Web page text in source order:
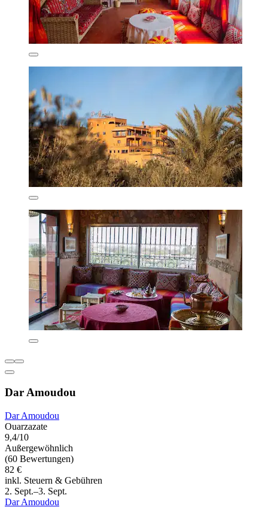
Dar Amoudou
Dar Amoudou
Ouarzazate
9,4/10
Außergewöhnlich
(60 Bewertungen)
82 €
inkl. Steuern & Gebühren
2. Sept.–3. Sept.
Dar Amoudou